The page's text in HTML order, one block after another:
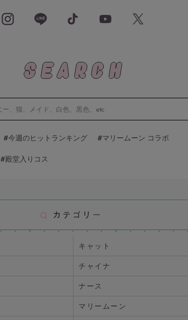
#今週のヒットランキング #マリームーン コラボ
#殿堂入りコス
キャット
チャイナ
ナース
マリームーン